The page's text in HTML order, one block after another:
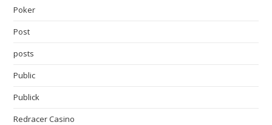
Poker
Post
posts
Public
Publick
Redracer Casino